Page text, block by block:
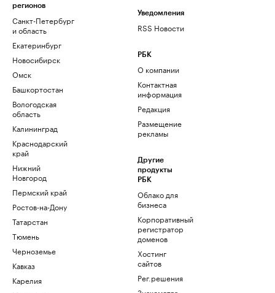
регионов
Санкт-Петербург
и область
Екатеринбург
Новосибирск
Омск
Башкортостан
Вологодская
область
Калининград
Краснодарский
край
Нижний
Новгород
Пермский край
Ростов-на-Дону
Татарстан
Тюмень
Черноземье
Кавказ
Карелия
Уведомления
RSS Новости
РБК
О компании
Контактная
информация
Редакция
Размещение
рекламы
Другие
продукты
РБК
Облако для
бизнеса
Корпоративный
регистратор
доменов
Хостинг
сайтов
Рег.решения